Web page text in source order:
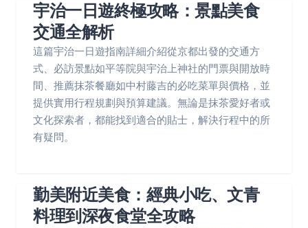
宇治一日遊終極攻略：景點美食
交通全解析
這篇宇治一日遊指南詳細介紹從京都出發的交通方
式、必訪景點如平等院與宇治上神社的門票與開放時
間、推薦抹茶餐廳如中村藤吉的必吃菜單與價格，並
提供實用行程規劃與預算建議。無論是抹茶愛好者或
文化探索者，都能找到適合的貼士，解決行程中的所
有疑問。
勤美附近美食：經典小吃、文青
料理到深夜食堂全攻略